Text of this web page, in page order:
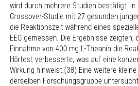
wird durch mehrere Studien bestätigt.
Crossover-Studie mit 27 gesunden
die Reaktionszeit während eines
EEG gemessen. Die Ergebnisse zeigten,
Einnahme von 400 mg L-Theanin die
Hörtest verbesserte, was auf eine
Wirkung hinweist.(38) Eine weitere
derselben Forschungsgruppe